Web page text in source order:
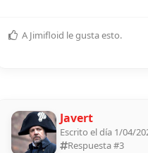
A Jimifloid le gusta esto.
Javert
Escrito el día 1/04/
Respuesta #3